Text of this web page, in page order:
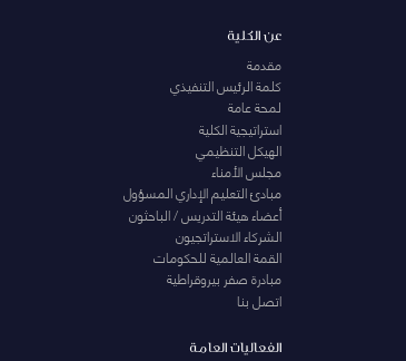
عن الكلية
مقدمة
كلمة الرئيس التنفيذي
لمحة عامة
استراتيجية الكلية
الهيكل التنظيمي
مجلس الأمناء
مبادئ التعليم الإداري المسؤول
أعضاء هيئة التدريس / الباحثون
الشركاء الاستراتجيون
القمة العالمية للحكومات
مبادرة صفر بيروقراطية
اتصل بنا
الفعاليات العامة